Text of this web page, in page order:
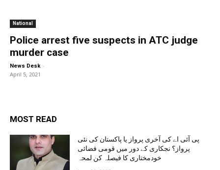
National
Police arrest five suspects in ATC judge
murder case
News Desk -
April 5, 2021
MOST READ
پی آئی اے کی آخری پرواز یا پاکستان کی نئی
پرواز؟ نجکاری کے دور میں قومی فضائی
خودمختاری کا فیصلہ کن لمحہ